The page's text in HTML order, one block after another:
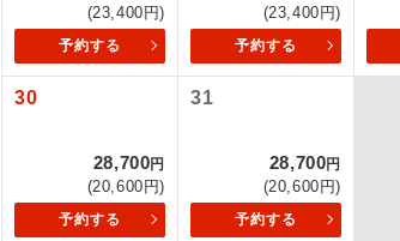
(23,400円)
予約する
(23,400円)
予約する
30
28,700円
(20,600円)
予約する
31
28,700円
(20,600円)
予約する
露天風呂
全食事付き
お部屋食